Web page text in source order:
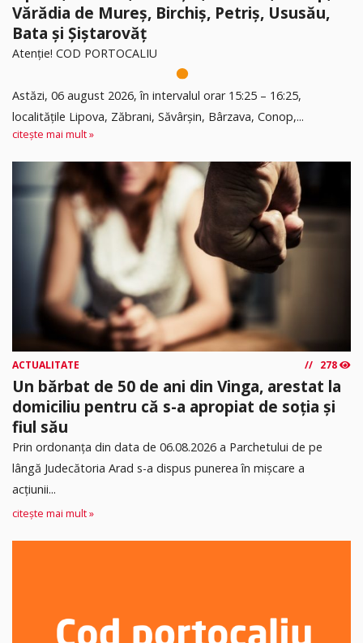
Vărădia de Mureș, Birchiș, Petriș, Ususău,
Bata și Șiștarovăț
Atenție! COD PORTOCALIU
Astăzi, 06 august 2026, în intervalul orar 15:25 – 16:25,
localitățile Lipova, Zăbrani, Săvârșin, Bârzava, Conop,...
citește mai mult »
ACTUALITATE 278
Un bărbat de 50 de ani din Vinga, arestat la
domiciliu pentru că s-a apropiat de soția și
fiul său
Prin ordonanța din data de 06.08.2026 a Parchetului de pe
lângă Judecătoria Arad s-a dispus punerea în mişcare a
acţiunii...
citește mai mult »